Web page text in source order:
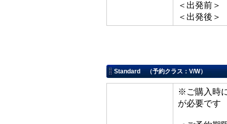
＜出発前＞
＜出発後
Standard （予約クラス：V/W）
※ご購入時
が必要です